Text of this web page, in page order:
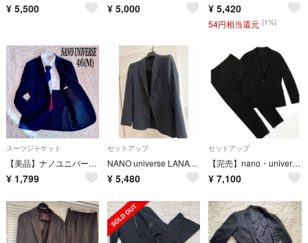
¥ 5,500 ¥ 5,000 ¥ 5,420
54円相当還元 (1%)
スーツジャケット
【美品】ナノユニバース ストライプ テーラード ジャケット SHINYFIT M
¥ 1,799
セットアップ
NANO universe LANATEC(R)ツイル セットアップ スーツ
¥ 5,480
セットアップ
【完売】nano・universe 裾ジップ＆ウエスト紐セットアップ 黒
¥ 7,100